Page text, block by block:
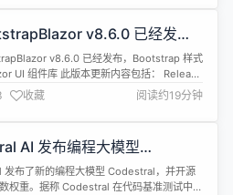
v8.6.0 已经发
样式的 Blazor UI 组
v8.6.0 已经发布，Bootstrap 样式
UI 组件库 此版本更新内容包括： Release
30 V8.6.0 Bugs fix(DateTimePicker): 修
框架无法拖动表针问题 by @ArgoZhang
github.com/dotnetc...
收藏 阅读约19分钟
AI 发布编程大模型
：220 亿参数、支持 80
言
发布了新的编程大模型 Codestral，并开源
权重。据称 Codestral 在代码基准测试中显